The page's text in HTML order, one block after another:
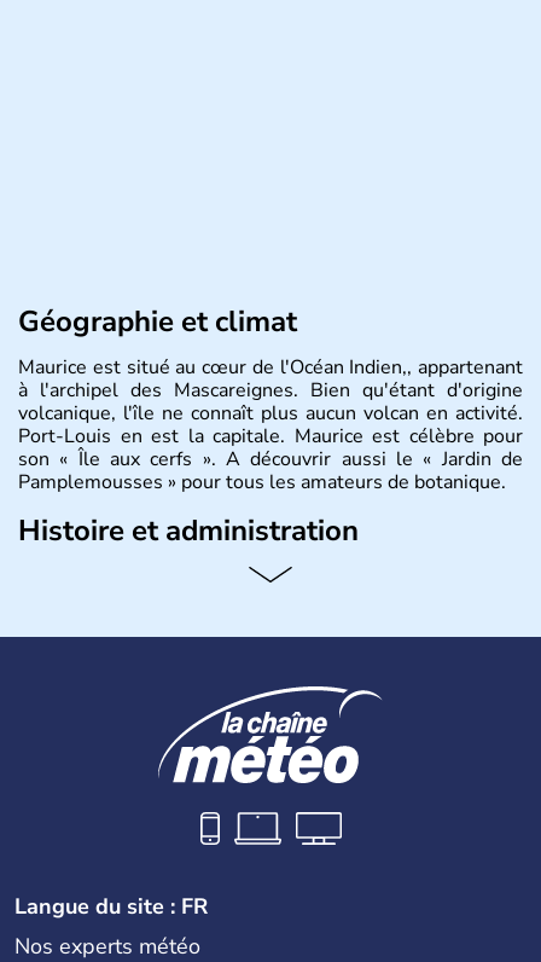
Géographie et climat
Maurice est situé au cœur de l'Océan Indien,, appartenant
à l'archipel des Mascareignes. Bien qu'étant d'origine
volcanique, l'île ne connaît plus aucun volcan en activité.
Port-Louis en est la capitale. Maurice est célèbre pour
son « Île aux cerfs ». A découvrir aussi le « Jardin de
Pamplemousses » pour tous les amateurs de botanique.
Histoire et administration
Le rhum et la bière font partie des traditions de l’
des symboles de l’île, c’est ledodo, ce fameux oiseau
Maurice… qui aurait inspiréLewis Carollpour « Alice au
Pays des Merveilles ».
Langue du site : FR
Nos experts météo